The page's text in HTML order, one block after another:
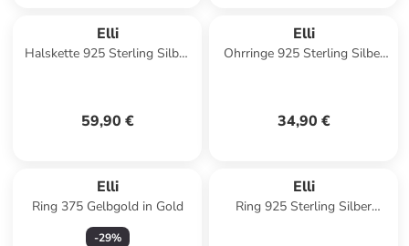
Elli
Halskette 925 Sterling Silber
59,90 €
Elli
Ohrringe 925 Sterling Silber
34,90 €
Elli
Ring 375 Gelbgold in Gold
-29%
Elli
Ring 925 Sterling Silber